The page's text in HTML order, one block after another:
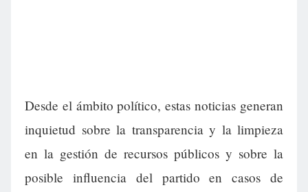
Desde el ámbito político, estas noticias generan
inquietud sobre la transparencia y la limpieza
en la gestión de recursos públicos y sobre la
posible influencia del partido en casos de